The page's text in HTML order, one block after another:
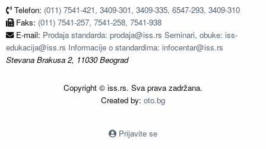
Telefon: (011) 7541-421, 3409-301, 3409-335, 6547-293, 3409-310
Faks: (011) 7541-257, 7541-258, 7541-938
E-mail: Prodaja standarda: prodaja@iss.rs Seminari, obuke: iss-
edukacija@iss.rs Informacije o standardima: infocentar@iss.rs
Stevana Brakusa 2, 11030 Beograd
Copyright © iss.rs. Sva prava zadržana.
Created by: oto.bg
Prijavite se